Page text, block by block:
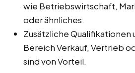
wie Betriebswirtschaft,
oder ähnliches.
Zusätzliche Qualifikationen
Bereich Verkauf, Vertrieb
sind von Vorteil.